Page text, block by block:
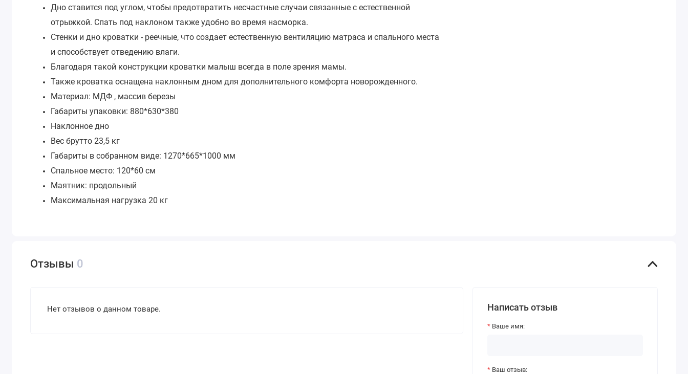
Дно ставится под углом, чтобы предотвратить несчастные случаи связанные с естественной
отрыжкой. Спать под наклоном также удобно во время насморка.
Стенки и дно кроватки - реечные, что создает естественную вентиляцию матраса и спального места
и способствует отведению влаги.
Благодаря такой конструкции кроватки малыш всегда в поле зрения мамы.
Также кроватка оснащена наклонным дном для дополнительного комфорта новорожденного.
Материал: МДФ , массив березы
Габариты упаковки: 880*630*380
Наклонное дно
Вес брутто 23,5 кг
Габариты в собранном виде: 1270*665*1000 мм
Спальное место: 120*60 см
Маятник: продольный
Максимальная нагрузка 20 кг
Отзывы 0
Нет отзывов о данном товаре. Написать отзыв
Ваше имя:
Ваш отзыв: